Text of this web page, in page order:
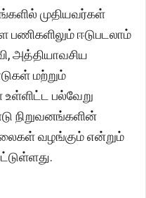
முதியவர்கள்
ஈடுபடலாம்
அத்தியாவசிய
மற்றும்
பல்வேறு
நிறுவனங்களின்
வழங்கும் என்றும்